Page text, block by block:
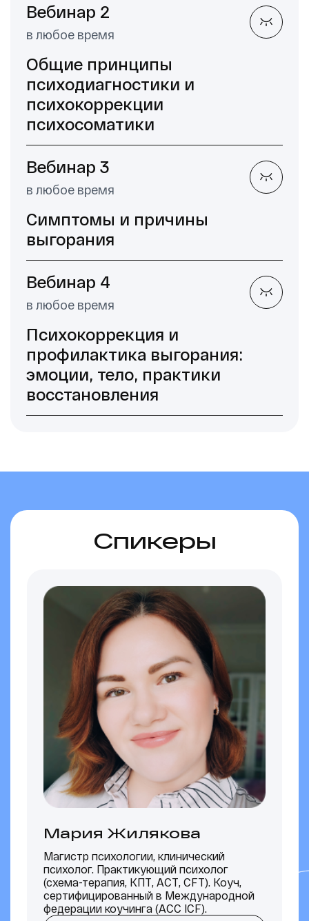
Вебинар 2
в любое время
Общие принципы
психодиагностики и
психокоррекции
психосоматики
Вебинар 3
в любое время
Симптомы и причины
выгорания
Вебинар 4
в любое время
Психокоррекция и
профилактика выгорания:
эмоции, тело, практики
восстановления
Спикеры
Мария Жилякова
Магистр психологии, клинический
психолог. Практикующий психолог
(схема-терапия, КПТ, АСТ, CFT). Коуч,
сертифицированный в Международной
федерации коучинга (АСС ICF).